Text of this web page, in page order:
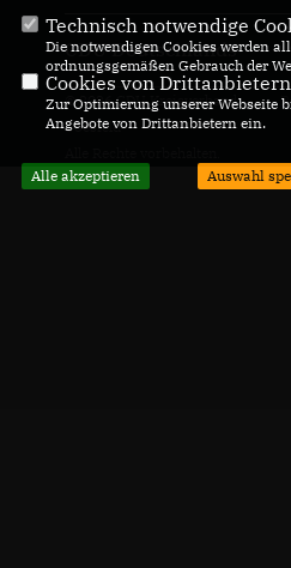
CDU Deutschlands
© 2026 CDU Kreisverband
Coesfeld
Technisch notwendige
Die notwendigen Cookies werden
ordnungsgemäßen Gebrauch der
Cookies von
Zur Optimierung unserer Webseite
Angebote von Drittanbietern ein.
Alle akzeptieren Auswahl